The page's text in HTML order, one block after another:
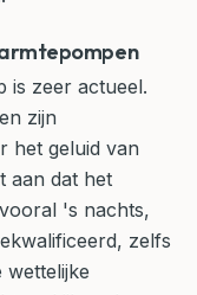
is zeer actueel.
zijn
het geluid van
aan dat het
's nachts,
zelfs
wettelijke